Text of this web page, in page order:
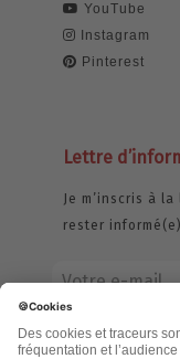
YouTube
Instagram
Pinterest
Lettre
Je m’inscris à
rester
jamais échangée.